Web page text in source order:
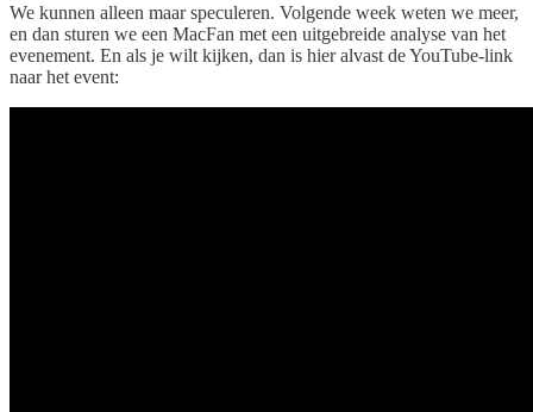
We kunnen alleen maar speculeren. Volgende week weten we meer,
en dan sturen we een MacFan met een uitgebreide analyse van het
evenement. En als je wilt kijken, dan is hier alvast de YouTube-link
naar het event: